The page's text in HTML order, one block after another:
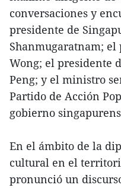
conversaciones y
presidente de
Shanmugaratnam;
Wong; el presidente
Peng; y el ministro
Partido de Acción
gobierno
En el ámbito de la
cultural en el
pronunció un